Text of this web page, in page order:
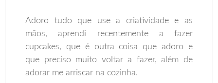
Adoro tudo que use a criatividade e as
mãos, aprendi recentemente a fazer
cupcakes, que é outra coisa que adoro e
que preciso muito voltar a fazer, além de
adorar me arriscar na cozinha.